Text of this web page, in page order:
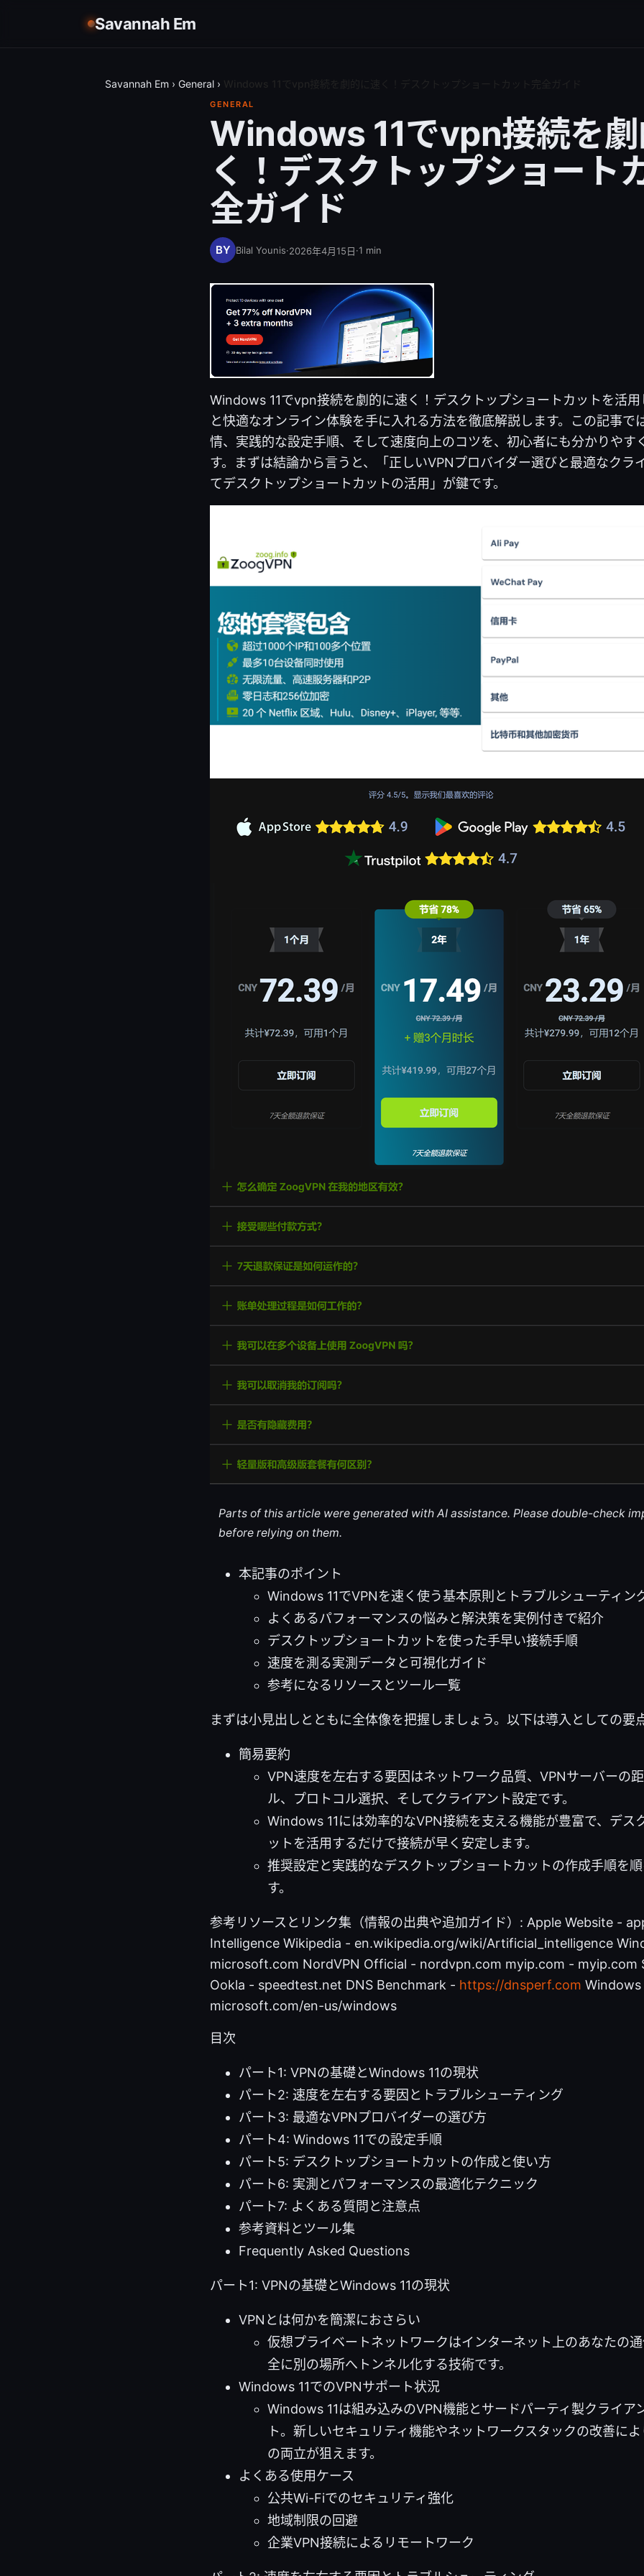
Savannah Em
Savannah Em › General ›
GENERAL
Windows 11でvpn接続を
く！デスクトップショート
全ガイド
Bilal Younis·2026年4月15日·1 min
Windows 11でvpn接続を劇的に速く！デスクトップショートカットを活用
と快適なオンライン体験を手に入れる方法を徹底解説します。この記事で
情、実践的な設定手順、そして速度向上のコツを、初心者にも分かりやす
す。まずは結論から言うと、「正しいVPNプロバイダー選びと最適なクラ
てデスクトップショートカットの活用」が鍵です。
Parts of this article were generated with AI assistance. Please double-check
before relying on them.
本記事のポイント
Windows 11でVPNを速く使う基本原則とトラブルシューティン
よくあるパフォーマンスの悩みと解決策を実例付きで紹介
デスクトップショートカットを使った手早い接続手順
速度を測る実測データと可視化ガイド
参考になるリソースとツール一覧
まずは小見出しとともに全体像を把握しましょう。以下は導入としての要点
簡易要約
VPN速度を左右する要因はネットワーク品質、VPNサーバーの
ル、プロトコル選択、そしてクライアント設定です。
Windows 11には効率的なVPN接続を支える機能が豊富で、デス
ットを活用するだけで接続が早く安定します。
推奨設定と実践的なデスクトップショートカットの作成手順を
す。
参考リソースとリンク集（情報の出典や追加ガイド）: Apple Website -
Intelligence Wikipedia - en.wikipedia.org/wiki/Artificial_intelligence
microsoft.com NordVPN Official - nordvpn.com myip.com - myip.com
Ookla - speedtest.net DNS Benchmark - https://dnsperf.com Windows
microsoft.com/en-us/windows
目次
パート1: VPNの基礎とWindows 11の現状
パート2: 速度を左右する要因とトラブルシューティング
パート3: 最適なVPNプロバイダーの選び方
パート4: Windows 11での設定手順
パート5: デスクトップショートカットの作成と使い方
パート6: 実測とパフォーマンスの最適化テクニック
パート7: よくある質問と注意点
参考資料とツール集
Frequently Asked Questions
パート1: VPNの基礎とWindows 11の現状
VPNとは何かを簡潔におさらい
仮想プライベートネットワークはインターネット上のあなたの
全に別の場所へトンネル化する技術です。
Windows 11でのVPNサポート状況
Windows 11は組み込みのVPN機能とサードパーティ製クライア
ト。新しいセキュリティ機能やネットワークスタックの改善に
の両立が狙えます。
よくある使用ケース
公共Wi-Fiでのセキュリティ強化
地域制限の回避
企業VPN接続によるリモートワーク